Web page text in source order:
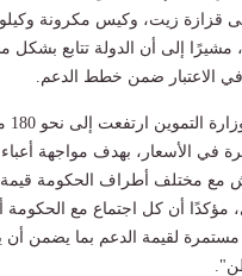
قزازة زيت، وكيس مكرونة
مشيرًا إلى أن الدولة تتابع بشكل
الاعتبار ضمن خطط الدعم.
في الأسعار، بهدف مواجهة أعباء
مع مختلف أطراف الحكومة قيمة
مؤكدًا أن كل اجتماع مع الحكومة
لقيمة الدعم بما يضمن أن